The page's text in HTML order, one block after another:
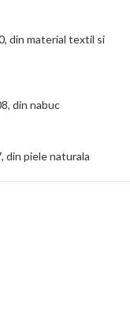
din material textil si
din nabuc
din piele naturala